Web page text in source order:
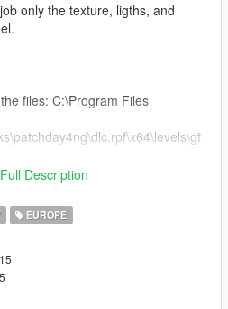
only the texture, ligths, and
files: C:\Program Files
Description
EUROPE